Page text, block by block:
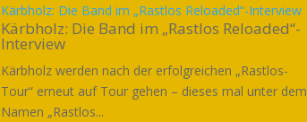
Kärbholz: Die Band im „Rastlos Reloaded“-Interview
Kärbholz: Die Band im „Rastlos Reloaded“-
Interview
Kärbholz werden nach der erfolgreichen „Rastlos-
Tour“ erneut auf Tour gehen – dieses mal unter dem
Namen „Rastlos...